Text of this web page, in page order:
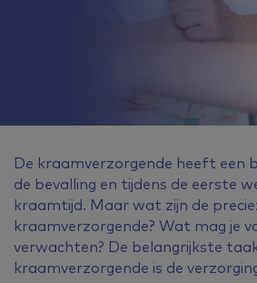
De kraamverzorgende heeft een
de bevalling en tijdens de eerste
kraamtijd. Maar wat zijn de
kraamverzorgende? Wat mag je
verwachten? De belangrijkste
kraamverzorgende is de